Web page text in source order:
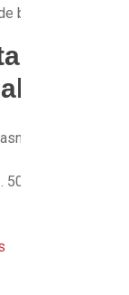
boletines
El Frasno